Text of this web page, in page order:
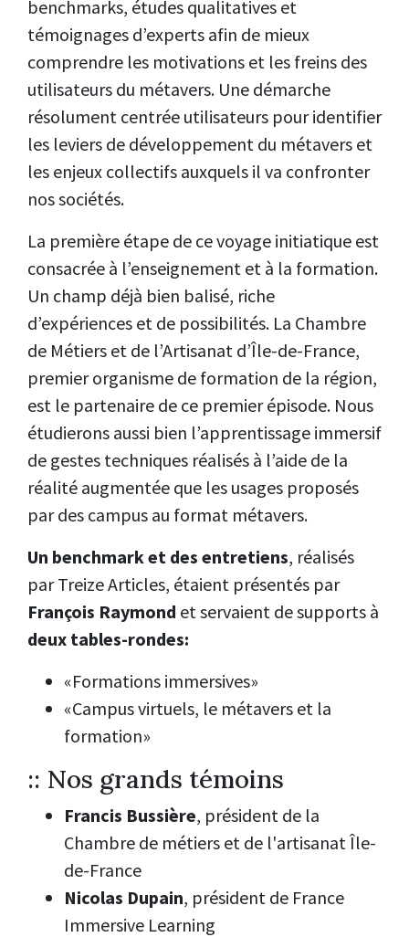
benchmarks, études qualitatives et
témoignages d’experts afin de mieux
comprendre les motivations et les freins des
utilisateurs du métavers. Une démarche
résolument centrée utilisateurs pour identifier
les leviers de développement du métavers et
les enjeux collectifs auxquels il va confronter
nos sociétés.
La première étape de ce voyage initiatique est
consacrée à l’enseignement et à la formation.
Un champ déjà bien balisé, riche
d’expériences et de possibilités. La Chambre
de Métiers et de l’Artisanat d’Île-de-France,
premier organisme de formation de la région,
est le partenaire de ce premier épisode. Nous
étudierons aussi bien l’apprentissage immersif
de gestes techniques réalisés à l’aide de la
réalité augmentée que les usages proposés
par des campus au format métavers.
Un benchmark et des entretiens, réalisés
par Treize Articles, étaient présentés par
François Raymond et servaient de supports à
deux tables-rondes:
«Formations immersives»
«Campus virtuels, le métavers et la
formation»
:: Nos grands témoins
Francis Bussière, président de la
Chambre de métiers et de l'artisanat Île-
de-France
Nicolas Dupain, président de France
Immersive Learning